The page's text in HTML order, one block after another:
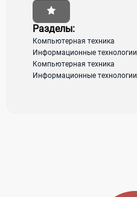
Разделы:
Компьютерная техника
Информационные технологии
Компьютерная техника
Информационные технологии